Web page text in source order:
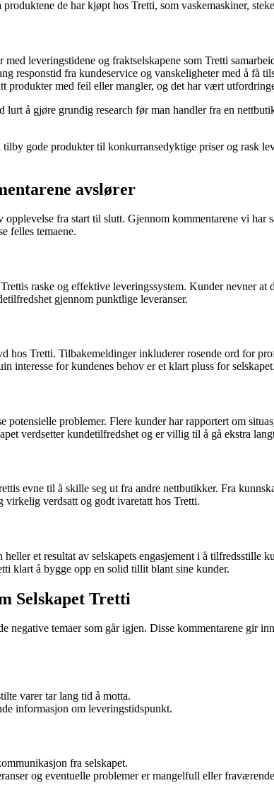
de har kjøpt hos Tretti, som vaskemaskiner,
leveringstidene og fraktselskapene som Tretti
responstid fra kundeservice og vanskeligheter med å få
med feil eller mangler, og det har vært
å gjøre grundig research før man handler fra en
gode produkter til konkurransedyktige priser og rask
avslører
fra start til slutt. Gjennom kommentarene vi
felles temaene.
raske og effektive leveringssystem. Kunder nevner
gjennom punktlige leveranser.
hos Tretti. Tilbakemeldinger inkluderer rosende ord for
interesse for kundenes behov er et klart pluss for selskapet.
problemer. Flere kunder har rapportert om
verdsetter kundetilfredshet og er villig til å gå ekstra
evne til å skille seg ut fra andre nettbutikker. Fra
virkelig verdsatt og godt ivaretatt hos Tretti.
et resultat av selskapets engasjement i å tilfredsstille
klart å bygge opp en solid tillit blant sine kunder.
Selskapet Tretti
negative temaer som går igjen. Disse kommentarene gir
varer tar lang tid å motta.
informasjon om leveringstidspunkt.
fra selskapet.
og eventuelle problemer er mangelfull eller